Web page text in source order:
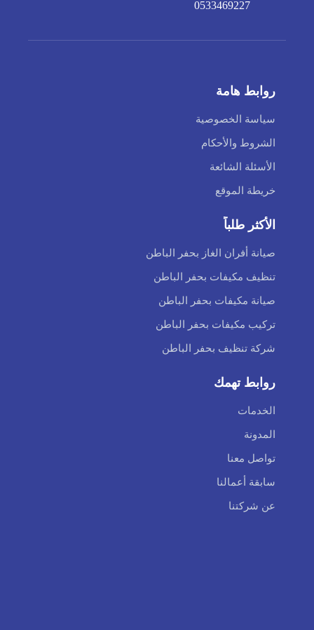
0533469227
روابط هامة
سياسة الخصوصية
الشروط والأحكام
الأسئلة الشائعة
خريطة الموقع
الأكثر طلباً
صيانة أفران الغاز بحفر الباطن
تنظيف مكيفات بحفر الباطن
صيانة مكيفات بحفر الباطن
تركيب مكيفات بحفر الباطن
شركة تنظيف بحفر الباطن
روابط تهمك
الخدمات
المدونة
تواصل معنا
سابقة أعمالنا
عن شركتنا